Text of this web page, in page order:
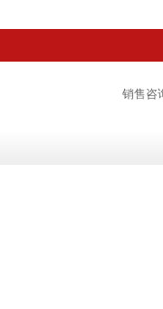
销售咨